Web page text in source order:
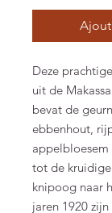
Deze
uit de
bevat de
ebbenhout,
tot de
knipoog naar
jaren 1920